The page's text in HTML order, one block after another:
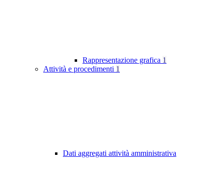
Rappresentazione grafica 1
Attività e procedimenti 1
Dati aggregati attività amministrativa